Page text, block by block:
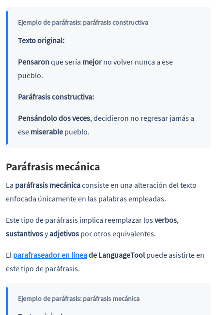
Ejemplo de paráfrasis: paráfrasis constructiva
Texto original:
Pensaronque sería mejorno volver nunca a ese
pueblo.
Paráfrasis constructiva:
Pensándolo dos veces, decidieron no regresar jamás a
ese miserablepueblo.
Paráfrasis mecánica
La paráfrasis mecánicaconsiste en una alteración del texto
enfocada únicamente en las palabras empleadas.
Este tipo de paráfrasis implica reemplazar losverbos,
sustantivosyadjetivos por otros equivalentes.
El parafraseador en líneade LanguageTool puede asistirte en
este tipo de paráfrasis.
Ejemplo de paráfrasis: paráfrasis mecánica